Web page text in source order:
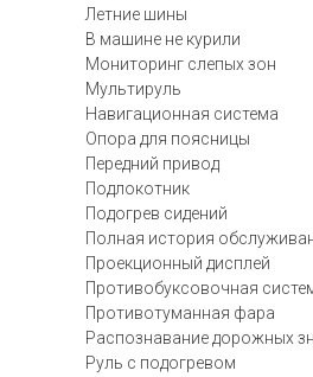
Летние шины
В машине не курили
Мониторинг слепых зон
Мультируль
Навигационная система
Опора для поясницы
Передний привод
Подлокотник
Подогрев сидений
Полная история
Проекционный дисплей
Противобуксовочная
Противотуманная фара
Распознавание дорожных
Руль с подогревом